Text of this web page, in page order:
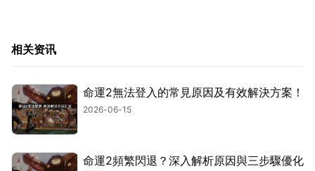
相关资讯
命運2無法登入的常見原因及有效解決方案！
2026-06-15
命運2頻繁閃退？深入解析原因與三步驟優化